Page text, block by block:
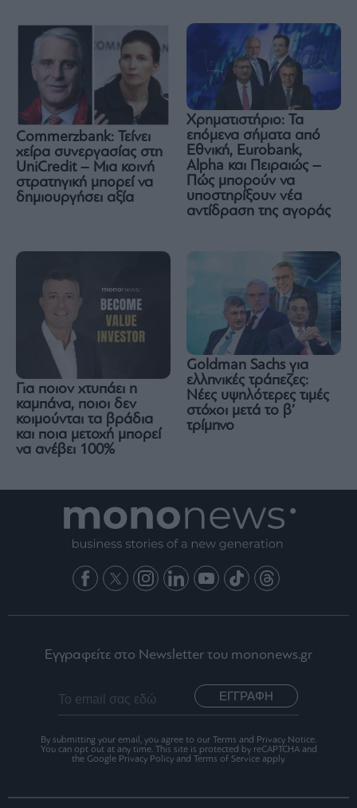
Commerzbank: Τείνει
χείρα συνεργασίας στη
UniCredit – Μια κοινή
στρατηγική μπορεί να
δημιουργήσει αξία
Χρηματιστήριο: Τα
επόμενα σήματα από
Εθνική, Eurobank,
Alpha και Πειραιώς –
Πώς μπορούν να
υποστηρίξουν νέα
αντίδραση της αγοράς
Για ποιον χτυπάει η
καμπάνα, ποιοι δεν
κοιμούνται τα βράδια
και ποια μετοχή μπορεί
να ανέβει 100%
Goldman Sachs για
ελληνικές τράπεζες:
Νέες υψηλότερες τιμές
στόχοι μετά το β’
τρίμηνο
Εγγραφείτε στο Newsletter του mononews.gr
ΕΓΓΡΑΦΗ
By submitting your email, you agree to our Terms and Privacy Notice.
You can opt out at any time. This site is protected by reCAPTCHA and
the Google Privacy Policy and Terms of Service apply.